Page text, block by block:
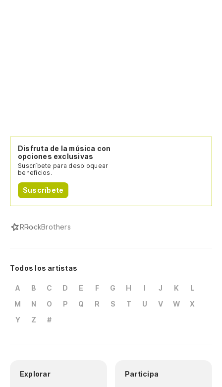
Disfruta de la música con
opciones exclusivas
Suscríbete para desbloquear
beneficios.
Suscríbete
RRockBrothers
Todos los artistas
A B C D E F G H I J K
L
M
N O P Q R S T U V W
X
Y
Z #
Explorar Participa